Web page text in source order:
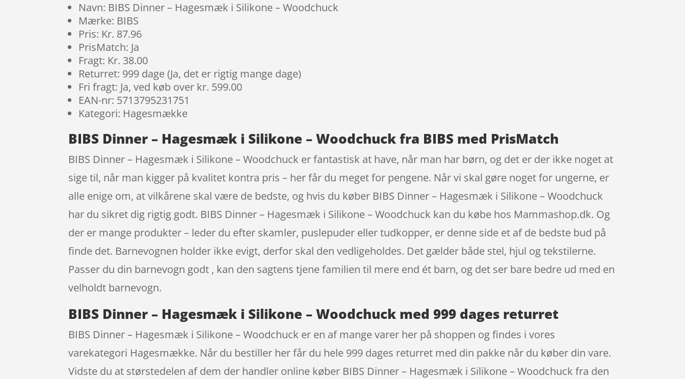
Navn: BIBS Dinner – Hagesmæk i Silikone – Woodchuck
Mærke: BIBS
Pris: Kr. 87.96
PrisMatch: Ja
Fragt: Kr. 38.00
Returret: 999 dage (Ja, det er rigtig mange dage)
Fri fragt: Ja, ved køb over kr. 599.00
EAN-nr: 5713795231751
Kategori: Hagesmække
BIBS Dinner – Hagesmæk i Silikone – Woodchuck fra BIBS med PrisMatch
BIBS Dinner – Hagesmæk i Silikone – Woodchuck er fantastisk at have, når man har børn, og det er der ikke noget at
sige til, når man kigger på kvalitet kontra pris – her får du meget for pengene. Når vi skal gøre noget for ungerne, er
alle enige om, at vilkårene skal være de bedste, og hvis du køber BIBS Dinner – Hagesmæk i Silikone – Woodchuck
har du sikret dig rigtig godt. BIBS Dinner – Hagesmæk i Silikone – Woodchuck kan du købe hos Mammashop.dk. Og
der er mange produkter – leder du efter skamler, puslepuder eller tudkopper, er denne side et af de bedste bud på
finde det. Barnevognen holder ikke evigt, derfor skal den vedligeholdes. Det gælder både stel, hjul og tekstilerne.
Passer du din barnevogn godt , kan den sagtens tjene familien til mere end ét barn, og det ser bare bedre ud med en
velholdt barnevogn.
BIBS Dinner – Hagesmæk i Silikone – Woodchuck med 999 dages returret
BIBS Dinner – Hagesmæk i Silikone – Woodchuck er en af mange varer her på shoppen og findes i vores
varekategori Hagesmække. Når du bestiller her får du hele 999 dages returret med din pakke når du køber din vare.
Vidste du at størstedelen af dem der handler online køber BIBS Dinner – Hagesmæk i Silikone – Woodchuck fra den